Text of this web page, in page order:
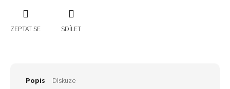
ZEPTAT SE SDÍLET
Popis Diskuze